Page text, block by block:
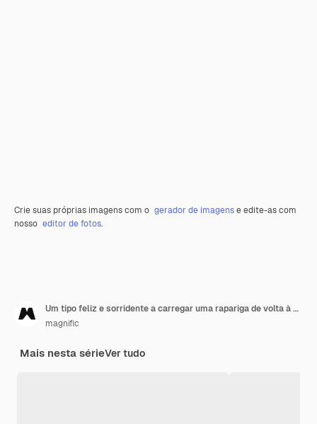
Crie suas próprias imagens com o gerador de imagense edite-as com
nosso editor de fotos.
Um tipo feliz e sorridente a carregar uma rapariga de volta à praia.
magnific
Mais nesta sérieVer tudo